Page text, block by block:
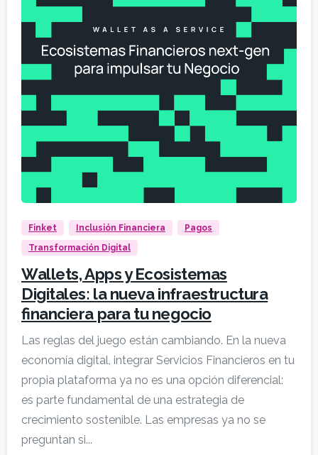
Finket Inclusión Financiera
Pagos
Transformación Digital
Wallets, Apps y Ecosistemas
Digitales: la nueva infraestructura
financiera para tu negocio
Las reglas del juego están cambiando. En la nueva
economía digital, integrar Servicios Financieros en tu
propia plataforma ya no es una opción diferencial:
es parte fundamental de una estrategia de
crecimiento sostenible. Las empresas ya no se
preguntan si...